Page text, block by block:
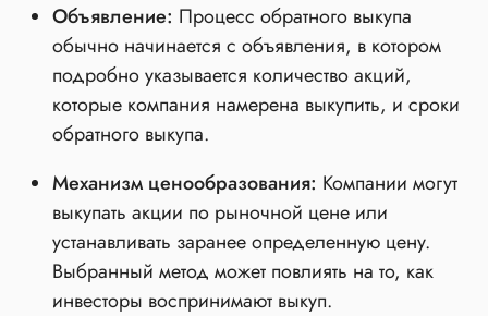
Объявление: Процесс обратного выкупа
обычно начинается с объявления, в котором
подробно указывается количество акций,
которые компания намерена выкупить, и сроки
обратного выкупа.
Механизм ценообразования: Компании могут
выкупать акции по рыночной цене или
устанавливать заранее определенную цену.
Выбранный метод может повлиять на то, как
инвесторы воспринимают выкуп.